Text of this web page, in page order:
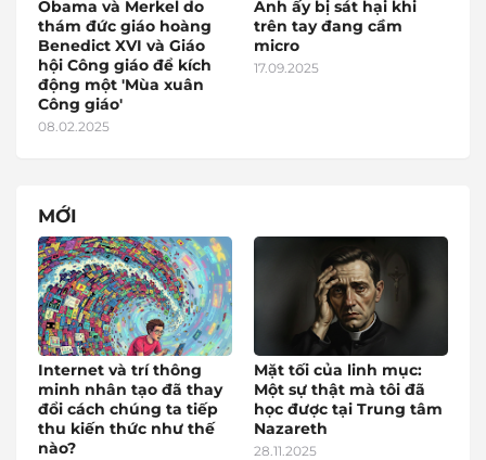
Obama và Merkel do
thám đức giáo hoàng
Benedict XVI và Giáo
hội Công giáo để kích
động một 'Mùa xuân
Công giáo'
08.02.2025
Anh ấy bị sát hại khi
trên tay đang cầm
micro
17.09.2025
MỚI
Internet và trí thông
minh nhân tạo đã thay
đổi cách chúng ta tiếp
thu kiến thức như thế
nào?
Mặt tối của linh mục:
Một sự thật mà tôi đã
học được tại Trung tâm
Nazareth
28.11.2025